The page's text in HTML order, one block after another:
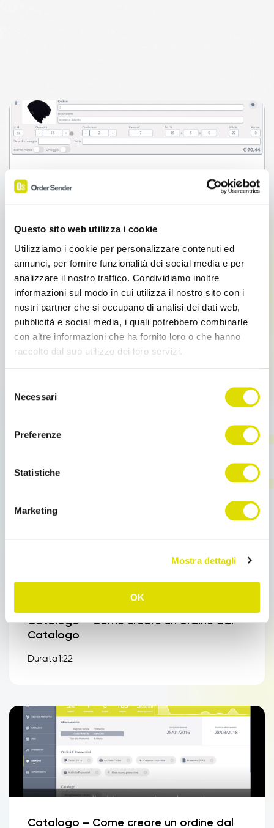
Questo sito web utilizza i cookie
Utilizziamo i cookie per personalizzare contenuti ed
annunci, per fornire funzionalità dei social media e per
analizzare il nostro traffico. Condividiamo inoltre
informazioni sul modo in cui utilizza il nostro sito con i
nostri partner che si occupano di analisi dei dati web,
pubblicità e social media, i quali potrebbero combinarle
con altre informazioni che ha fornito loro o che hanno
raccolto dal suo utilizzo dei loro servizi.
all'informativa:
https://www.ordersender.com/cookie-
delNecessari
Preferenze
Statistiche
Marketing
Mostra dettagli
OK
ordine
commerce per i clienti
Catalogo – Come creare un ordine dal
Catalogo
Durata1:22
Catalogo – Come creare un ordine dal